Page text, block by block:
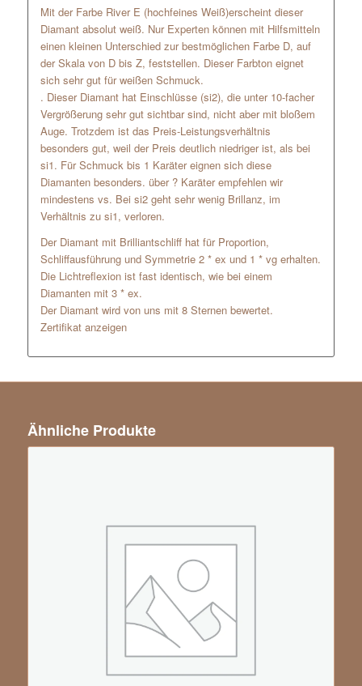
Mit der Farbe River E (hochfeines Weiß)erscheint dieser
Diamant absolut weiß. Nur Experten können mit Hilfsmitteln
einen kleinen Unterschied zur bestmöglichen Farbe D, auf
der Skala von D bis Z, feststellen. Dieser Farbton eignet
sich sehr gut für weißen Schmuck.
. Dieser Diamant hat Einschlüsse (si2), die unter 10-facher
Vergrößerung sehr gut sichtbar sind, nicht aber mit bloßem
Auge. Trotzdem ist das Preis-Leistungsverhältnis
besonders gut, weil der Preis deutlich niedriger ist, als bei
si1. Für Schmuck bis 1 Karäter eignen sich diese
Diamanten besonders. über ? Karäter empfehlen wir
mindestens vs. Bei si2 geht sehr wenig Brillanz, im
Verhältnis zu si1, verloren.
Der Diamant mit Brilliantschliff hat für Proportion,
Schliffausführung und Symmetrie 2 * ex und 1 * vg erhalten.
Die Lichtreflexion ist fast identisch, wie bei einem
Diamanten mit 3 * ex.
Der Diamant wird von uns mit 8 Sternen bewertet.
Zertifikat anzeigen
Ähnliche Produkte